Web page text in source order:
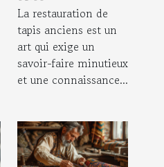
de tapis
anciens
La restauration de
tapis anciens est un
art qui exige un
savoir-faire minutieux
et une connaissance...